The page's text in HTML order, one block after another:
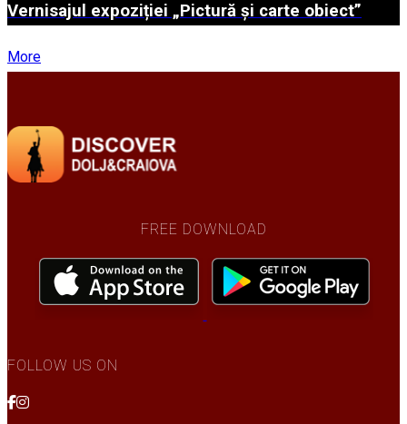
Vernisajul expoziției „Pictură și carte obiect”
More
FREE DOWNLOAD
FOLLOW US ON